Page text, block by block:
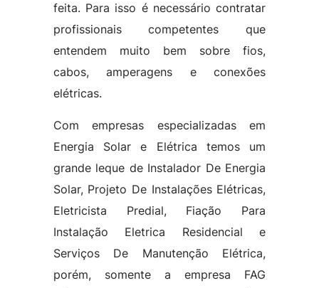
feita. Para isso é necessário contratar
profissionais competentes que
entendem muito bem sobre fios,
cabos, amperagens e conexões
elétricas.
Com empresas especializadas em
Energia Solar e Elétrica temos um
grande leque de Instalador De Energia
Solar, Projeto De Instalações Elétricas,
Eletricista Predial, Fiação Para
Instalação Eletrica Residencial e
Serviços De Manutenção Elétrica,
porém, somente a empresa FAG